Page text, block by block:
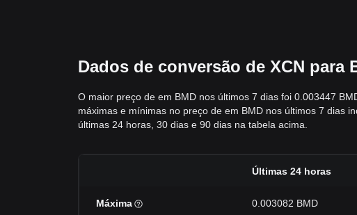
Dados de conversão de XCN para
O maior preço de em BMD nos últimos 7 dias foi 0.003447
máximas e mínimas no preço de em BMD nos últimos 7 dias
últimas 24 horas, 30 dias e 90 dias na tabela acima.
Últimas 24 horas
Máxima 0.003082 BMD